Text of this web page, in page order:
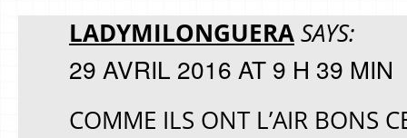
LADYMILONGUERASAYS:
29 AVRIL 2016 AT 9 H 39 MIN
COMME ILS ONT L’AIR BONS